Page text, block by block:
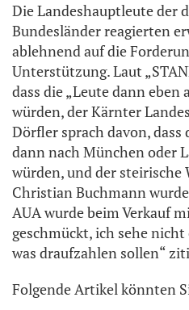
Die Landeshauptleute der
Bundesländer reagierten
ablehnend auf die
Unterstützung. Laut
dass die „Leute dann eben
würden, der Kärnter
Dörfler sprach davon, dass
dann nach München oder
würden, und der
Christian Buchmann
AUA wurde beim Verkauf
geschmückt, ich sehe
was draufzahlen sollen“
Folgende Artikel könnten